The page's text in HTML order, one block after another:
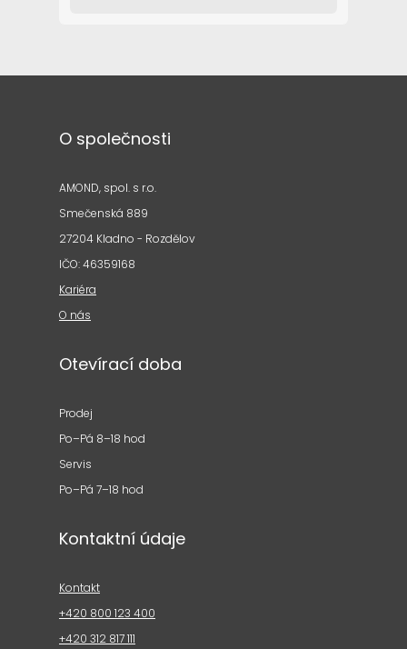
O společnosti
AMOND, spol. s r.o.
Smečenská 889
27204 Kladno - Rozdělov
IČO: 46359168
Kariéra
O nás
Otevírací doba
Prodej
Po–Pá 8–18 hod
Servis
Po–Pá 7–18 hod
Kontaktní údaje
Kontakt
+420 800 123 400
+420 312 817 111